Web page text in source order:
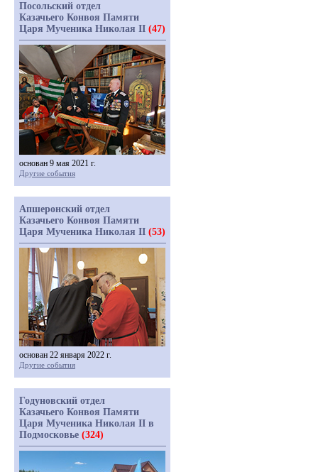
Посольский отдел
Казачьего Конвоя Памяти
Царя Мученика Николая II (47)
основан 9 мая 2021 г.
Другие события
Апшеронский отдел
Казачьего Конвоя Памяти
Царя Мученика Николая II (53)
основан 22 января 2022 г.
Другие события
Годуновский отдел
Казачьего Конвоя Памяти
Царя Мученика Николая II в
Подмосковье (324)